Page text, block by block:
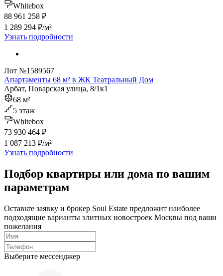
Whitebox
88 961 258 ₽
1 289 294 ₽/м²
Узнать подробности
Лот №1589567
Апартаменты 68 м² в ЖК Театральный Дом
Арбат, Поварская улица, 8/1к1
68 м²
5 этаж
Whitebox
73 930 464 ₽
1 087 213 ₽/м²
Узнать подробности
Подбор квартиры или дома по вашим
параметрам
Оставьте заявку и брокер Soul Estate предложит наиболее
подходящие варианты элитных новостроек Москвы под ваши
пожелания
Выберите мессенджер